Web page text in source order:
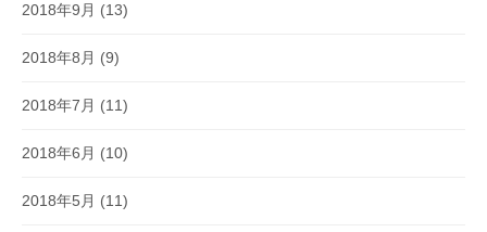
2018年9月 (13)
2018年8月 (9)
2018年7月 (11)
2018年6月 (10)
2018年5月 (11)